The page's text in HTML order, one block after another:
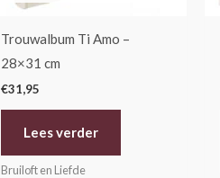
Trouwalbum Ti Amo –
28×31 cm
€31,95
Lees verder
Bruiloft en Liefde